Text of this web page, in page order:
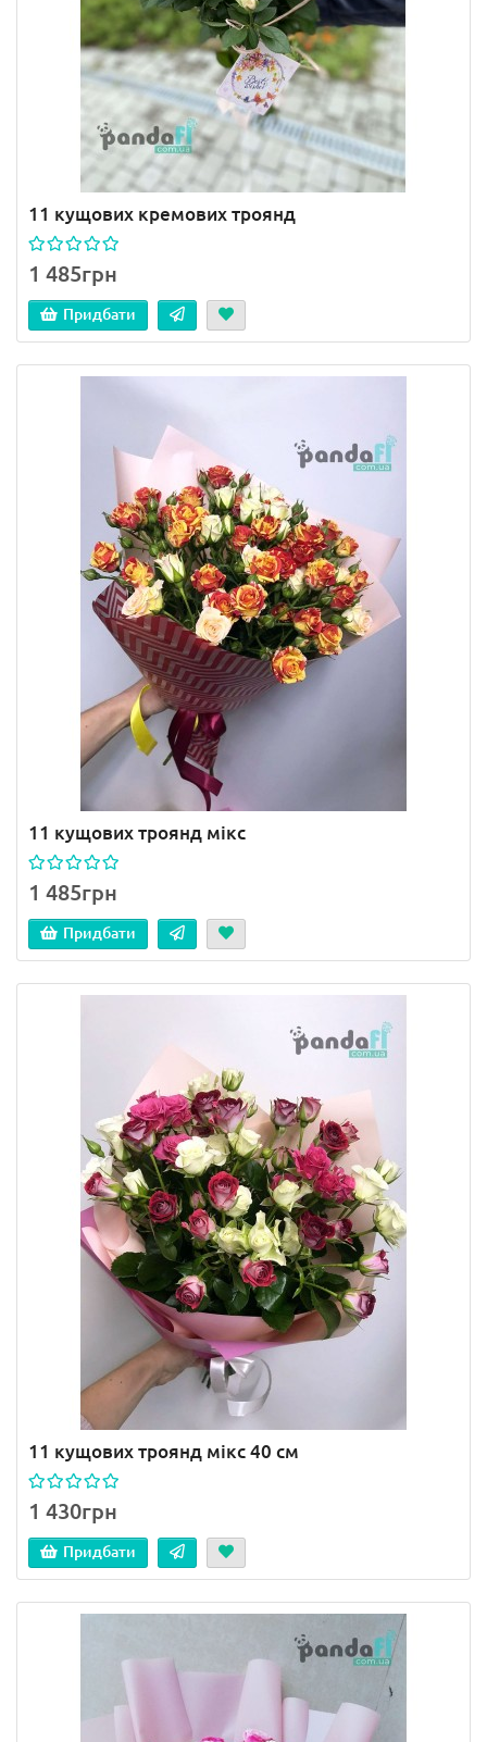
11 кущових кремових троянд
1 485грн
Придбати
11 кущових троянд мікс
1 485грн
Придбати
11 кущових троянд мікс 40 см
1 430грн
Придбати